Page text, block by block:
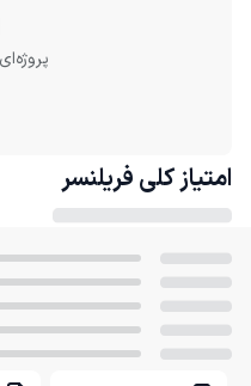
امتیاز کلی فریلنسر